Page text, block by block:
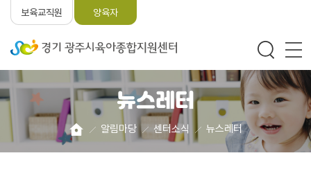
보육교직원 양육자
뉴스레터
알림마당 센터소식 뉴스레터